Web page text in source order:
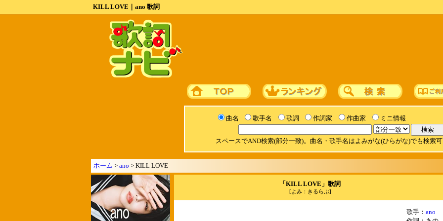
KILL LOVE｜ano 歌詞
曲名 歌手名 歌詞 作詞家 作曲家 ミニ情報
スペースでAND検索(部分一致)。曲名・歌手名はよみがな(ひらがな)でも検索
ホーム > ano > KILL LOVE
「KILL LOVE」歌詞
[よみ：きるらぶ]
歌手： ano